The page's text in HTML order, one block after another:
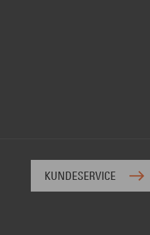
KUNDESERVICE